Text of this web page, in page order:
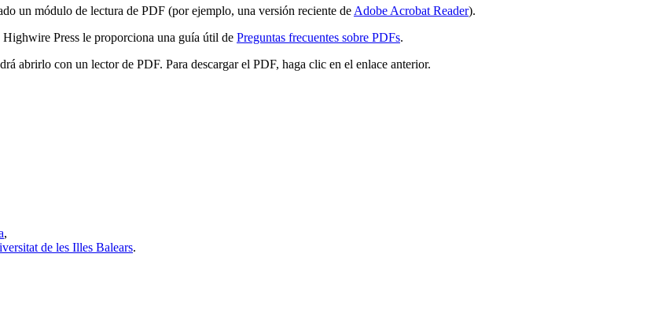
un módulo de lectura de PDF (por ejemplo, una versión reciente de Adobe Acrobat Reader).
Press le proporciona una guía útil de Preguntas frecuentes sobre PDFs.
abrirlo con un lector de PDF. Para descargar el PDF, haga clic en el enlace anterior.
,
de les Illes Balears.